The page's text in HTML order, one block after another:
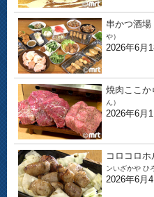
串かつ酒場
や）
2026年6月
焼肉ここか
ん）
2026年6月
コロコロ
ンいざかや ひ
2026年6月4